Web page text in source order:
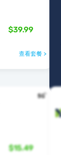
$39.99
查看套餐 >
$15.49